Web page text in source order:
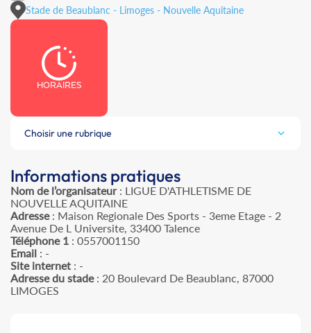
Stade de Beaublanc - Limoges - Nouvelle Aquitaine
HORAIRES
Choisir une rubrique
Informations pratiques
Nom de l’organisateur: LIGUE D'ATHLETISME DE
NOUVELLE AQUITAINE
Adresse: Maison Regionale Des Sports - 3eme Etage - 2
Avenue De L Universite, 33400 Talence
Téléphone 1 : 0557001150
Email : -
Site internet : -
Adresse du stade: 20 Boulevard De Beaublanc, 87000
LIMOGES